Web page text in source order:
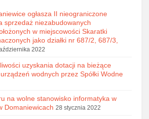
ogłasza II nieograniczone
sprzedaż niezabudowanych
w miejscowości Skaratki
jako działki nr 687/2, 687/3,
2022
uzyskania dotacji na bieżące
wodnych przez Spółki Wodne
na wolne stanowisko informatyka w
Domaniewicach 28 stycznia 2022